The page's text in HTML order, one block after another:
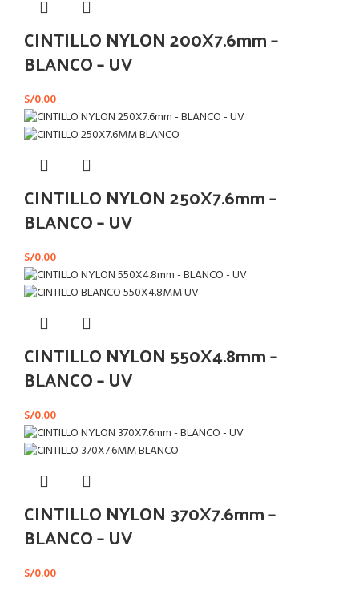
CINTILLO NYLON 200X7.6mm –
BLANCO – UV
S/0.00
CINTILLO NYLON 250X7.6mm –
BLANCO – UV
S/0.00
CINTILLO NYLON 550X4.8mm –
BLANCO – UV
S/0.00
CINTILLO NYLON 370X7.6mm –
BLANCO – UV
S/0.00